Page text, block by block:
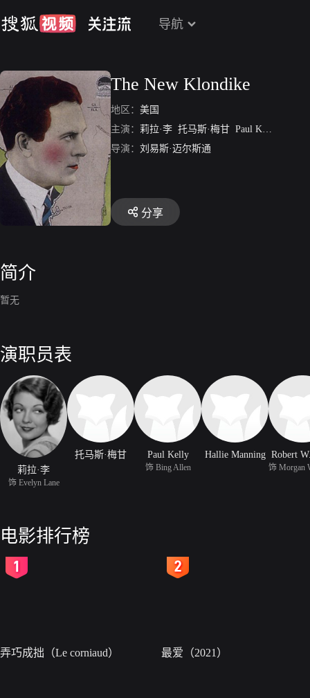
导航
The New Klondike
地区： 美国
主演： 莉拉·李 托马斯·梅甘 Paul Kelly
导演： 刘易斯·迈尔斯通
分享
简介
暂无
演职员表
莉拉·李
饰 Evelyn Lane
托马斯·梅甘 Paul Kelly
饰 Bing Allen
Hallie Manning Robert
电影排行榜
弄巧成拙（Le corniaud） 最爱（2021）